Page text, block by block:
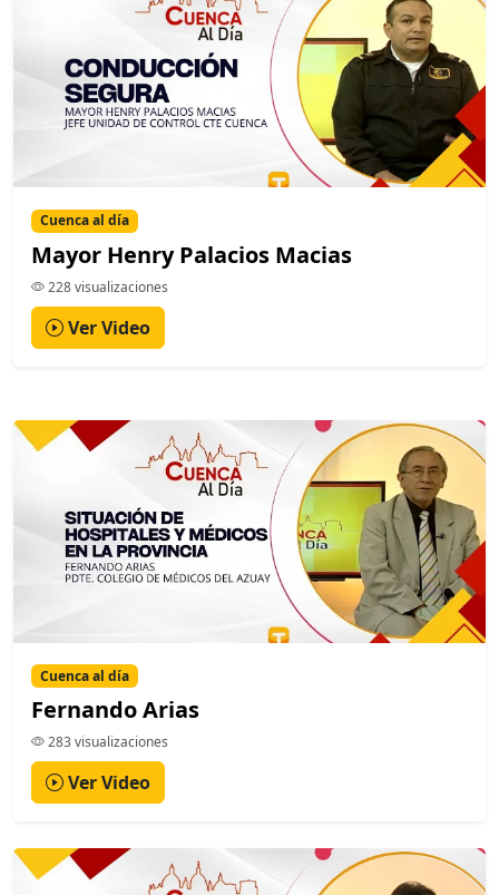
Cuenca al día
Mayor Henry Palacios Macias
228 visualizaciones
Ver Video
Cuenca al día
Fernando Arias
283 visualizaciones
Ver Video